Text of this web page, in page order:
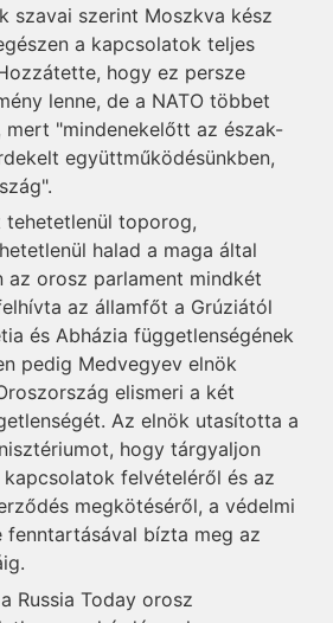
szavai szerint Moszkva kész
a kapcsolatok teljes
hogy ez persze
lenne, de a NATO többet
mert "mindenekelőtt az észak-
együttműködésünkben,
tehetetlenül toporog,
halad a maga által
orosz parlament mindkét
az államfőt a Grúziától
és Abházia függetlenségének
pedig Medvegyev elnök
elismeri a két
Az elnök utasította a
hogy tárgyaljon
felvételéről és az
megkötéséről, a védelmi
bízta meg az
Russia Today orosz